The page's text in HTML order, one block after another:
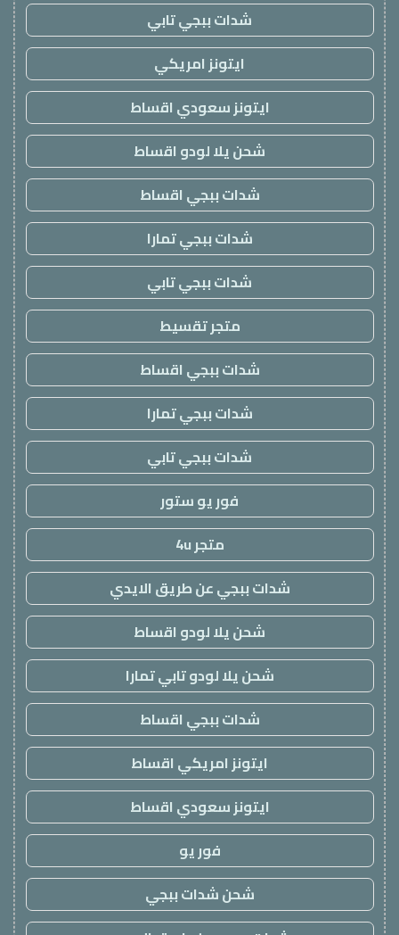
شدات ببجي تابي
ايتونز امريكي
ايتونز سعودي اقساط
شحن يلا لودو اقساط
شدات ببجي اقساط
شدات ببجي تمارا
شدات ببجي تابي
متجر تقسيط
شدات ببجي اقساط
شدات ببجي تمارا
شدات ببجي تابي
فور يو ستور
متجر 4u
شدات ببجي عن طريق الايدي
شحن يلا لودو اقساط
شحن يلا لودو تابي تمارا
شدات ببجي اقساط
ايتونز امريكي اقساط
ايتونز سعودي اقساط
فور يو
شحن شدات ببجي